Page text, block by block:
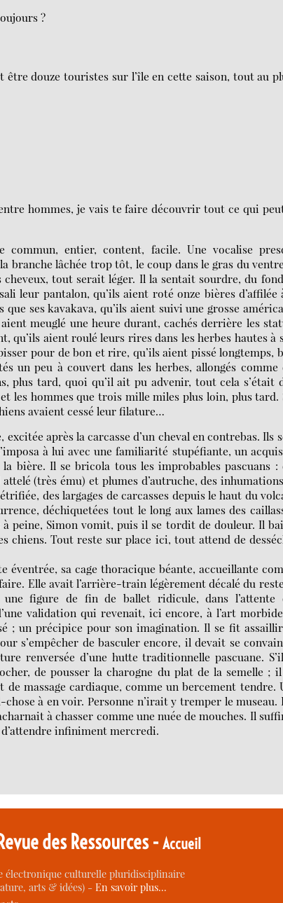
?
douze touristes sur l’île en cette saison, tout au
hommes, je vais te faire découvrir tout ce qui
entier, content, facile. Une vocalise
branche lâchée trop tôt, le coup dans le gras du
cheveux, tout serait léger. Il la sentait sourdre, du
leur pantalon, qu’ils aient roté onze bières d’affilée
ses kavakava, qu’ils aient suivi une grosse
meuglé une heure durant, cachés derrière les
aient roulé leurs rires dans les herbes hautes à
pour de bon et rire, qu’ils aient pissé longtemps,
un peu à couvert dans les herbes, allongés comme
plus tard, quoi qu’il ait pu advenir, tout cela s’était
les hommes que trois mille miles plus loin, plus tard.
avaient cessé leur filature…
après la carcasse d’un cheval en contrebas. Ils
à lui avec une familiarité stupéfiante, un
bière. Il se bricola tous les improbables pascuans :
(très ému) et plumes d’autruche, des
des largages de carcasses depuis le haut du
déchiquetées tout le long aux lames des
peine, Simon vomit, puis il se tordit de douleur. Il
chiens. Tout reste sur place ici, tout attend de
sa cage thoracique béante, accueillante
Elle avait l’arrière-train légèrement décalé du
une figure de fin de ballet ridicule, dans l’attente
validation qui revenait, ici encore, à l’art
; un précipice pour son imagination. Il se fit
s’empêcher de basculer encore, il devait se
renversée d’une hutte traditionnelle pascuane.
de pousser la charogne du plat de la semelle ; il
massage cardiaque, comme un bercement tendre.
à en voir. Personne n’irait y tremper le museau.
à chasser comme une nuée de mouches. Il
infiniment mercredi.
des Ressources -Accueil
électronique culturelle pluridisciplinaire
arts & idées) -En savoir plus…